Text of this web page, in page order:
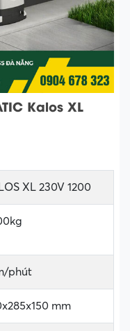
Kalos XL
XL 230V 1200
phút
mm